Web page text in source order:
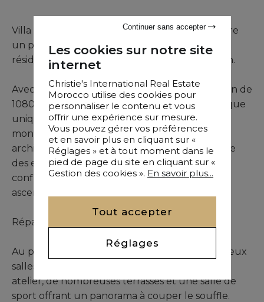
Villa Zineb, propriété en semi-achèvement, offre
un potentiel remarquable pour devenir une
résidence principale ou secondaire d’exception.
Avec 750 m² de surface habitable sur un terrain de
1080 m², cette villa dévoile une vue panoramique
unique sur la ville, l’océan Atlantique et les
montagnes qui entourent Agadir. Son
architecture moderne et accueillante privilégie
des espaces ouverts et lumineux, avec une
configuration prévue pour l’installation d’un
ascenseur.
Répartie sur trois niveaux, la villa comprend :
Au premier étage : une suite parentale avec deux
salles de bains, deux dressings, un bureau, un
atelier, de nombreuses terrasses et une salle de
sport offrant un panorama à couper le souffle.
Les cookies sur notre site
internet
Christie's International Real Estate
Morocco utilise des cookies pour
personnaliser le contenu et vous
offrir une expérience sur mesure.
Vous pouvez gérer vos préférences
et en savoir plus en cliquant sur «
Réglages » et à tout moment dans le
pied de page du site en cliquant sur «
Gestion des cookies ». En savoir plus...
Tout accepter
Réglages
Continuer sans accepter